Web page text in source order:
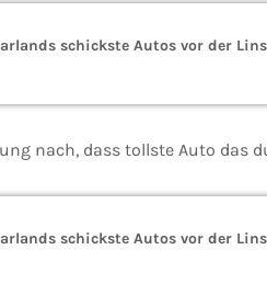
schickste Autos vor der
nach, dass tollste Auto das
schickste Autos vor der